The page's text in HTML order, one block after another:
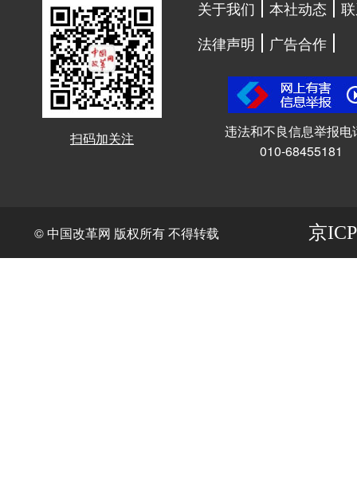
扫码加关注
关于我们 本社动态
法律声明
广告合作
违法和不良信息举报电
010-68455181
© 中国改革网 版权所有 不得转载 京